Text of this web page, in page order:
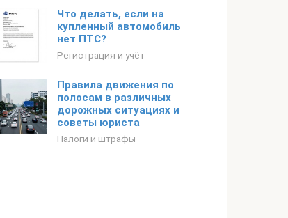
Что делать, если на
купленный автомобиль
нет ПТС?
Регистрация и учёт
Правила движения по
полосам в различных
дорожных ситуациях и
советы юриста
Налоги и штрафы